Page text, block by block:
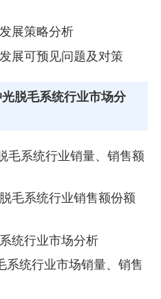
展策略分析
展可预见问题及对策
脱毛系统行业市场分
毛系统行业销量、销售额
毛系统行业销售额份额
统行业市场分析
系统行业市场销量、销售